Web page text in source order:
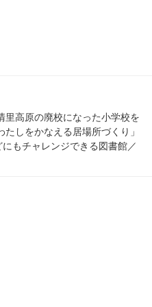
里高原の廃校になった小学校を
しをかなえる居場所づくり」
もチャレンジできる図書館／